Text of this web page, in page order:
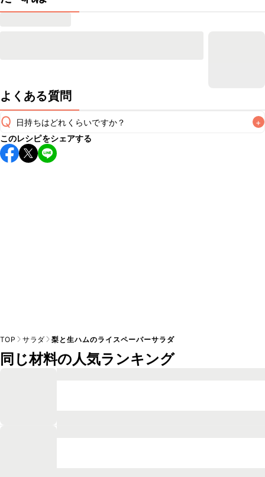
よくある質問
Q 日持ちはどれくらいですか？ +
保存期間は冷蔵で当日中が目安です。なるべくお早めにお召
し上がりください。
このレシピをシェアする
TOP サラダ 梨と生ハムのライスペーパーサラダ
同じ材料の人気ランキング